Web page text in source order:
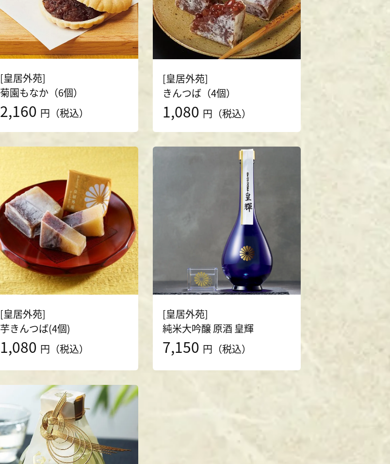
[皇居外苑]
菊園もなか（6個）
2,160 円（税込）
[皇居外苑]
きんつば（4個）
1,080 円（税込）
[皇居外苑]
芋きんつば(4個)
1,080 円（税込）
[皇居外苑]
純米大吟醸 原酒 皇輝
7,150 円（税込）